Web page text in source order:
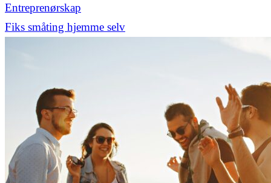
Entreprenørskap
Fiks småting hjemme selv